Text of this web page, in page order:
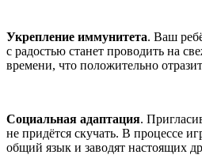
Укрепление иммунитета. Ваш
с радостью станет проводить на
времени, что положительно
Социальная адаптация.
не придётся скучать. В процессе
общий язык и заводят настоящих